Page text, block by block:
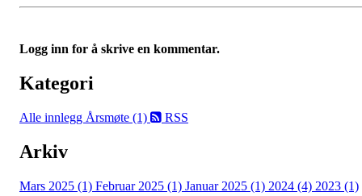
Logg inn for å skrive en kommentar.
Kategori
Alle innlegg Årsmøte (1) RSS
Arkiv
Mars 2025 (1) Februar 2025 (1) Januar 2025 (1) 2024 (4) 2023 (1)